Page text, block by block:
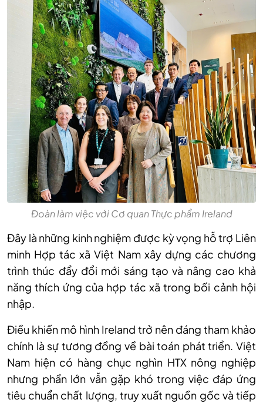
Đoàn làm việc với Cơ quan Thực phẩm Ireland
Đây là những kinh nghiệm được kỳ vọng hỗ trợ Liên
minh Hợp tác xã Việt Nam xây dựng các chương
trình thúc đẩy đổi mới sáng tạo và nâng cao khả
năng thích ứng của hợp tác xã trong bối cảnh hội
nhập.
Điều khiến mô hình Ireland trở nên đáng tham khảo
chính là sự tương đồng về bài toán phát triển. Việt
Nam hiện có hàng chục nghìn HTX nông nghiệp
nhưng phần lớn vẫn gặp khó trong việc đáp ứng
tiêu chuẩn chất lượng, truy xuất nguồn gốc và tiếp